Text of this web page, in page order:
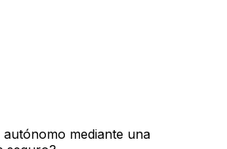
mediante una